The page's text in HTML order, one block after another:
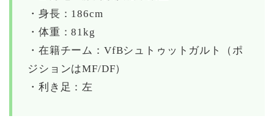
・身長：186cm
・体重：81kg
・在籍チーム：VfBシュトゥットガルト（ポ
ジションはMF/DF）
・利き足：左